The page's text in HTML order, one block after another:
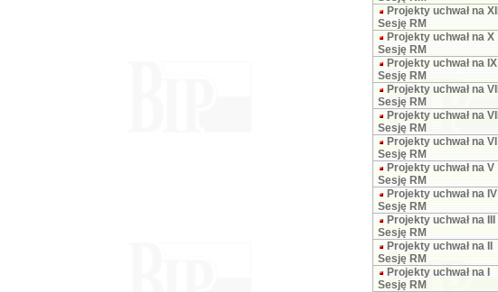
Projekty uchwał na XII
Sesję RM
Projekty uchwał na X
Sesję RM
Projekty uchwał na IX
Sesję RM
Projekty uchwał na VIII
Sesję RM
Projekty uchwał na VII
Sesję RM
Projekty uchwał na VI
Sesję RM
Projekty uchwał na V
Sesję RM
Projekty uchwał na IV
Sesję RM
Projekty uchwał na III
Sesję RM
Projekty uchwał na II
Sesję RM
Projekty uchwał na I
Sesję RM